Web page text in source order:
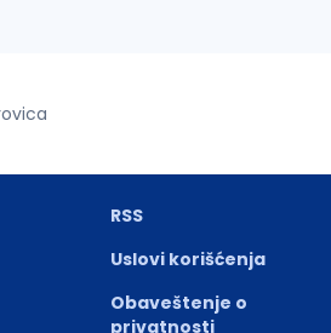
RSS
Uslovi korišćenja
Obaveštenje o
privatnosti